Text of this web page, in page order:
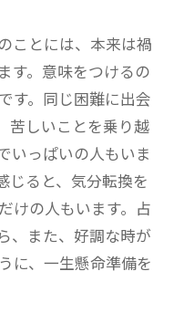
ことには、本来は禍
す。意味をつけるの
す。同じ困難に出会
苦しいことを乗り越
いっぱいの人もいま
じると、気分転換を
けの人もいます。占
、また、好調な時が
に、一生懸命準備を